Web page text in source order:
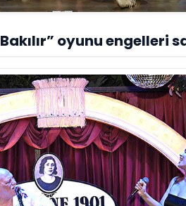
oyunu engelleri